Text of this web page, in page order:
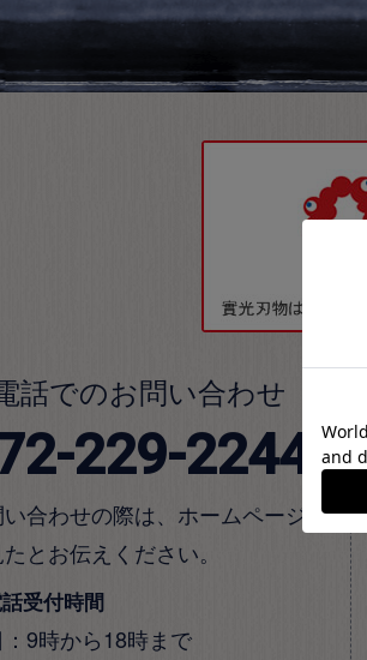
話でのお問い合わせ
229-2244
い合わせの際は、ホームページ
とお伝えください。
受付時間
9時から18時まで